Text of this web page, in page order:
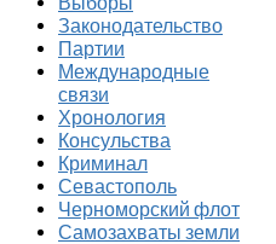
Законодательство
Партии
Международные
связи
Хронология
Консульства
Криминал
Севастополь
Черноморский флот
Самозахваты земли